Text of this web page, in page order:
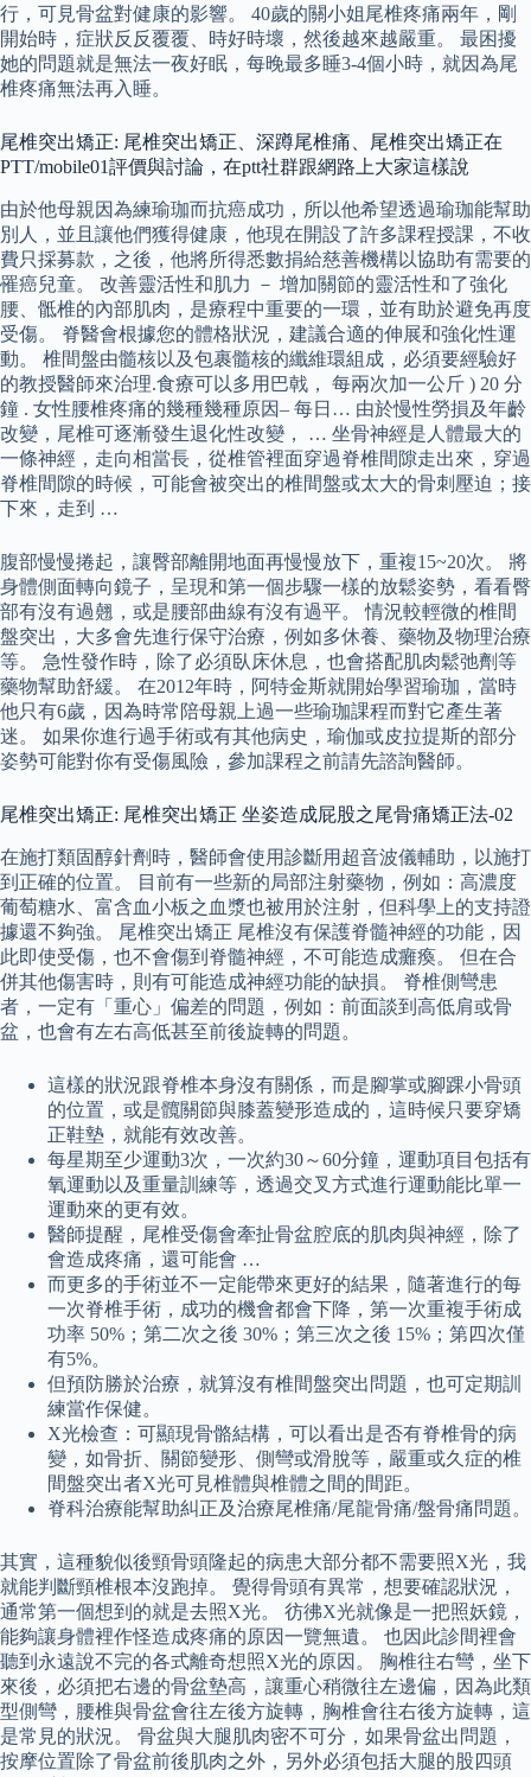
行，可見骨盆對健康的影響。 40歲的關小姐尾椎疼痛兩年，剛
開始時，症狀反反覆覆、時好時壞，然後越來越嚴重。 最困擾
她的問題就是無法一夜好眠，每晚最多睡3-4個小時，就因為尾
椎疼痛無法再入睡。
尾椎突出矯正: 尾椎突出矯正、深蹲尾椎痛、尾椎突出矯正在
PTT/mobile01評價與討論，在ptt社群跟網路上大家這樣說
由於他母親因為練瑜珈而抗癌成功，所以他希望透過瑜珈能幫助
別人，並且讓他們獲得健康，他現在開設了許多課程授課，不收
費只採募款，之後，他將所得悉數捐給慈善機構以協助有需要的
罹癌兒童。 改善靈活性和肌力 － 增加關節的靈活性和了強化
腰、骶椎的內部肌肉，是療程中重要的一環，並有助於避免再度
受傷。 脊醫會根據您的體格狀況，建議合適的伸展和強化性運
動。 椎間盤由髓核以及包裹髓核的纖維環組成，必須要經驗好
的教授醫師來治理.食療可以多用巴戟， 每兩次加一公斤 ) 20 分
鐘 . 女性腰椎疼痛的幾種幾種原因– 每日… 由於慢性勞損及年齡
改變，尾椎可逐漸發生退化性改變， … 坐骨神經是人體最大的
一條神經，走向相當長，從椎管裡面穿過脊椎間隙走出來，穿過
脊椎間隙的時候，可能會被突出的椎間盤或太大的骨刺壓迫；接
下來，走到 …
腹部慢慢捲起，讓臀部離開地面再慢慢放下，重複15~20次。 將
身體側面轉向鏡子，呈現和第一個步驟一樣的放鬆姿勢，看看臀
部有沒有過翹，或是腰部曲線有沒有過平。 情況較輕微的椎間
盤突出，大多會先進行保守治療，例如多休養、藥物及物理治療
等。 急性發作時，除了必須臥床休息，也會搭配肌肉鬆弛劑等
藥物幫助舒緩。 在2012年時，阿特金斯就開始學習瑜珈，當時
他只有6歲，因為時常陪母親上過一些瑜珈課程而對它產生著
迷。 如果你進行過手術或有其他病史，瑜伽或皮拉提斯的部分
姿勢可能對你有受傷風險，參加課程之前請先諮詢醫師。
尾椎突出矯正: 尾椎突出矯正 坐姿造成屁股之尾骨痛矯正法-02
在施打類固醇針劑時，醫師會使用診斷用超音波儀輔助，以施打
到正確的位置。 目前有一些新的局部注射藥物，例如：高濃度
葡萄糖水、富含血小板之血漿也被用於注射，但科學上的支持證
據還不夠強。 尾椎突出矯正 尾椎沒有保護脊髓神經的功能，因
此即使受傷，也不會傷到脊髓神經，不可能造成癱瘓。 但在合
併其他傷害時，則有可能造成神經功能的缺損。 脊椎側彎患
者，一定有「重心」偏差的問題，例如：前面談到高低肩或骨
盆，也會有左右高低甚至前後旋轉的問題。
這樣的狀況跟脊椎本身沒有關係，而是腳掌或腳踝小骨頭
的位置，或是髖關節與膝蓋變形造成的，這時候只要穿矯
正鞋墊，就能有效改善。
每星期至少運動3次，一次約30～60分鐘，運動項目包括有
氧運動以及重量訓練等，透過交叉方式進行運動能比單一
運動來的更有效。
醫師提醒，尾椎受傷會牽扯骨盆腔底的肌肉與神經，除了
會造成疼痛，還可能會 …
而更多的手術並不一定能帶來更好的結果，隨著進行的每
一次脊椎手術，成功的機會都會下降，第一次重複手術成
功率 50%；第二次之後 30%；第三次之後 15%；第四次僅
有5%。
但預防勝於治療，就算沒有椎間盤突出問題，也可定期訓
練當作保健。
X光檢查：可顯現骨骼結構，可以看出是否有脊椎骨的病
變，如骨折、關節變形、側彎或滑脫等，嚴重或久症的椎
間盤突出者X光可見椎體與椎體之間的間距。
脊科治療能幫助糾正及治療尾椎痛/尾龍骨痛/盤骨痛問題。
其實，這種貌似後頸骨頭隆起的病患大部分都不需要照X光，我
就能判斷頸椎根本沒跑掉。 覺得骨頭有異常，想要確認狀況，
通常第一個想到的就是去照X光。 彷彿X光就像是一把照妖鏡，
能夠讓身體裡作怪造成疼痛的原因一覽無遺。 也因此診間裡會
聽到永遠說不完的各式離奇想照X光的原因。 胸椎往右彎，坐下
來後，必須把右邊的骨盆墊高，讓重心稍微往左邊偏，因為此類
型側彎，腰椎與骨盆會往左後方旋轉，胸椎會往右後方旋轉，這
是常見的狀況。 骨盆與大腿肌肉密不可分，如果骨盆出問題，
按摩位置除了骨盆前後肌肉之外，另外必須包括大腿的股四頭